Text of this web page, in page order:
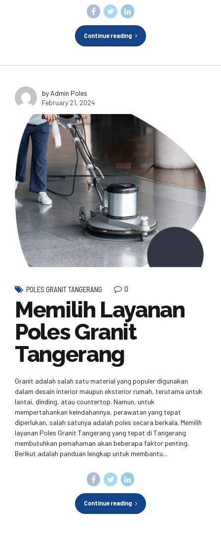
Continue reading
by Admin Poles
February 21, 2024
POLES GRANIT TANGERANG 0
Memilih Layanan
Poles Granit
Tangerang
Granit adalah salah satu material yang populer digunakan
dalam desain interior maupun eksterior rumah, terutama untuk
lantai, dinding, atau countertop. Namun, untuk
mempertahankan keindahannya, perawatan yang tepat
diperlukan, salah satunya adalah poles secara berkala. Memilih
layanan Poles Granit Tangerang yang tepat di Tangerang
membutuhkan pemahaman akan beberapa faktor penting.
Berikut adalah panduan lengkap untuk membantu...
Continue reading